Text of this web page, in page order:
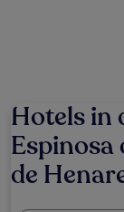
Hotels in
Espinosa
de